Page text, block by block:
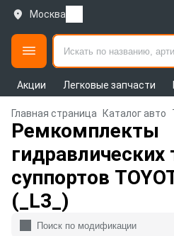
Москва
Акции Легковые запчасти
Главная страница Каталог авто
Ремкомплекты
суппортов
(_L3_)